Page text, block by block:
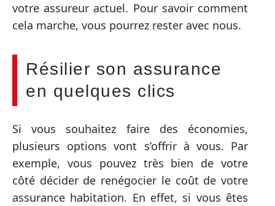
votre assureur actuel. Pour savoir comment
cela marche, vous pourrez rester avec nous.
Résilier son assurance
en quelques clics
Si vous souhaitez faire des économies,
plusieurs options vont s’offrir à vous. Par
exemple, vous pouvez très bien de votre
côté décider de renégocier le coût de votre
assurance habitation. En effet, si vous êtes